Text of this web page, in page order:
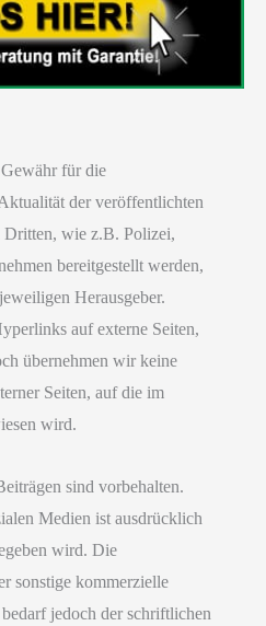
für die
der veröffentlichten
Dritten, wie z.B. Polizei,
bereitgestellt werden,
Herausgeber.
auf externe Seiten,
übernehmen wir keine
Seiten, auf die im
wird.
sind vorbehalten.
Medien ist ausdrücklich
wird. Die
sonstige kommerzielle
jedoch der schriftlichen